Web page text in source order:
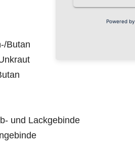
Butan
und Lackgebinde
Powered by